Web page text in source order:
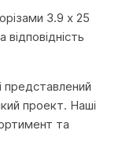
3.9 x 25
представлений
проект. Наші
та